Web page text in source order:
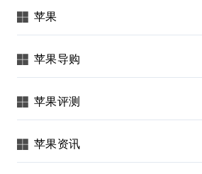
苹果
苹果导购
苹果评测
苹果资讯